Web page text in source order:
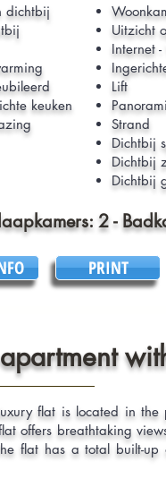
dichtbij
keuken
Uitzicht
Internet
Lift
Strand
Dichtbij
Dichtbij
Dichtbij
2 -
PRINT
flat is located in
offers breathtaking
flat has a total built-